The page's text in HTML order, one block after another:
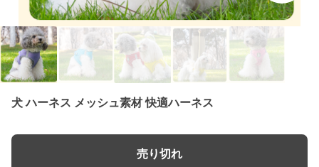
犬 ハーネス メッシュ素材 快適ハーネス
売り切れ